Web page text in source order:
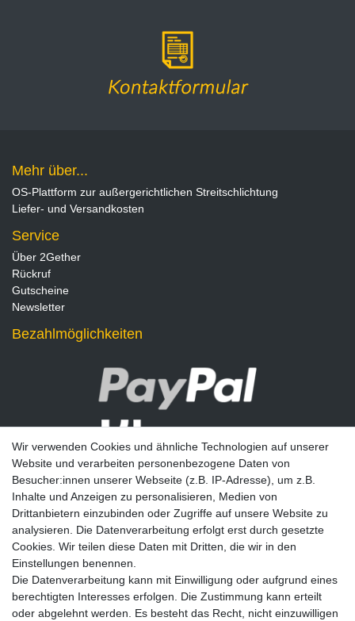
Mehr über...
OS-Plattform zur außergerichtlichen Streitschlichtung
Liefer- und Versandkosten
Service
Über 2Gether
Rückruf
Gutscheine
Newsletter
Bezahlmöglichkeiten
Newsletter
E-MAIL **
Wir verwenden Cookies und ähnliche Technologien auf unserer
Website und verarbeiten personenbezogene Daten von
Besucher:innen unserer Webseite (z.B. IP-Adresse), um z.B.
Inhalte und Anzeigen zu personalisieren, Medien von
Drittanbietern einzubinden oder Zugriffe auf unsere Website zu
analysieren. Die Datenverarbeitung erfolgt erst durch gesetzte
Cookies. Wir teilen diese Daten mit Dritten, die wir in den
Einstellungen benennen.
Die Datenverarbeitung kann mit Einwilligung oder aufgrund eines
berechtigten Interesses erfolgen. Die Zustimmung kann erteilt
oder abgelehnt werden. Es besteht das Recht, nicht einzuwilligen